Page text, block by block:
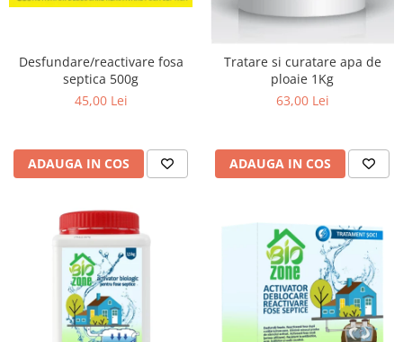
Desfundare/reactivare fosa
septica 500g
45,00 Lei
ADAUGA IN COS
Tratare si curatare apa de
ploaie 1Kg
63,00 Lei
ADAUGA IN COS